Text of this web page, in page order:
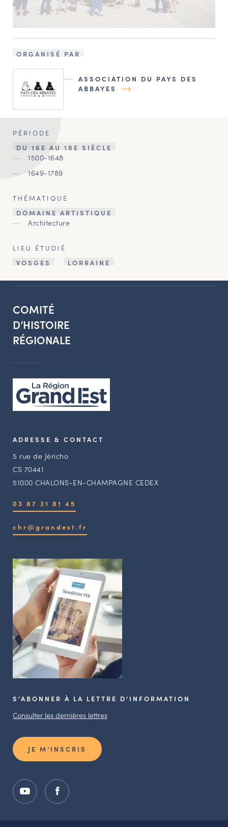
ORGANISÉ PAR
ASSOCIATION DU PAYS DES
ABBAYES
PÉRIODE
DU 16E AU 18E SIÈCLE
1500-1648
1649-1789
THÉMATIQUE
DOMAINE ARTISTIQUE
Architecture
LIEU ÉTUDIÉ
VOSGES
LORRAINE
COMITÉ
D’HISTOIRE
RÉGIONALE
ADRESSE & CONTACT
5 rue de Jéricho
CS 70441
51000 CHALONS-EN-CHAMPAGNE CEDEX
03 87 31 81 45
chr@grandest.fr
S'ABONNER À LA LETTRE D'INFORMATION
Consulter les dernières lettres
JE M’INSCRIS